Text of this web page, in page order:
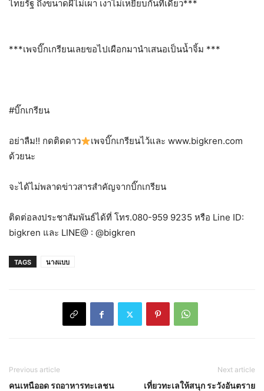
ไทยรัฐ​ ถึงขนาดผีไม่เผา​ เงาไม่เหยียบกันทีเดียว​***
***เพจบิ๊กเกรียนเลยขอไปเผือก​มานำเสนอเป็นน้ำจิ้ม​ ***
#บิ๊กเกรียน
อย่าลืม!! กดติดดาว
เพจบิ๊กเกรียนไว้และ www.bigkren.com
ด้วยนะ
จะได้ไม่พลาดข่าวสารสำคัญจากบิ๊กเกรียน
ติดต่อลงประชาสัมพันธ์ได้ที่ โทร.080-959 9235 หรือ Line ID:
bigkren และ LINE@ : @bigkren
TAGS นางแบบ
Previous article
คนเหนืออด รถอาหารทะเลชน
Next article
เที่ยวทะเลให้สนุก ระวังอันตราย